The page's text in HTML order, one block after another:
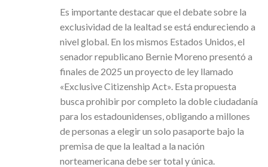
Es importante destacar que el debate sobre la
exclusividad de la lealtad se está endureciendo a
nivel global. En los mismos Estados Unidos, el
senador republicano Bernie Moreno presentó a
finales de 2025 un proyecto de ley llamado
«Exclusive Citizenship Act». Esta propuesta
busca prohibir por completo la doble ciudadanía
para los estadounidenses, obligando a millones
de personas a elegir un solo pasaporte bajo la
premisa de que la lealtad a la nación
norteamericana debe ser total y única.